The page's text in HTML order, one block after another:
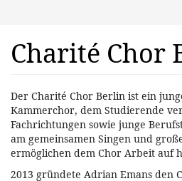
content
Charité Chor
Der Charité Chor Berlin ist ein
Kammerchor, dem Studierende
Fachrichtungen sowie junge
am gemeinsamen Singen und
ermöglichen dem Chor Arbeit auf
2013 gründete Adrian Emans den